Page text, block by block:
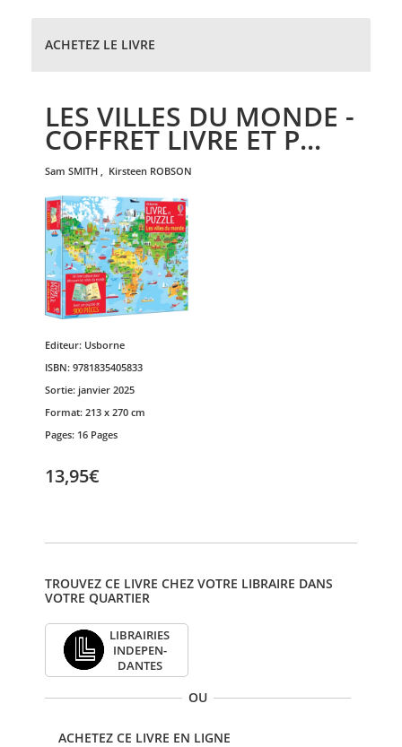
ACHETEZ LE LIVRE
LES VILLES DU MONDE -
COFFRET LIVRE ET P...
sam SMITH , kirsteen ROBSON
Editeur: Usborne
ISBN: 9781835405833
Sortie: janvier 2025
Format: 213 x 270 cm
Pages: 16 Pages
13,95€
TROUVEZ CE LIVRE CHEZ VOTRE LIBRAIRE DANS
VOTRE QUARTIER
LIBRAI­RIES
INDE­PEN­
DANTES
OU
ACHETEZ CE LIVRE EN LIGNE